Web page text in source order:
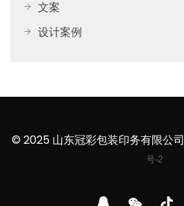
文案
设计案例
© 2025 山东冠彩包装印务有限公司
号-2